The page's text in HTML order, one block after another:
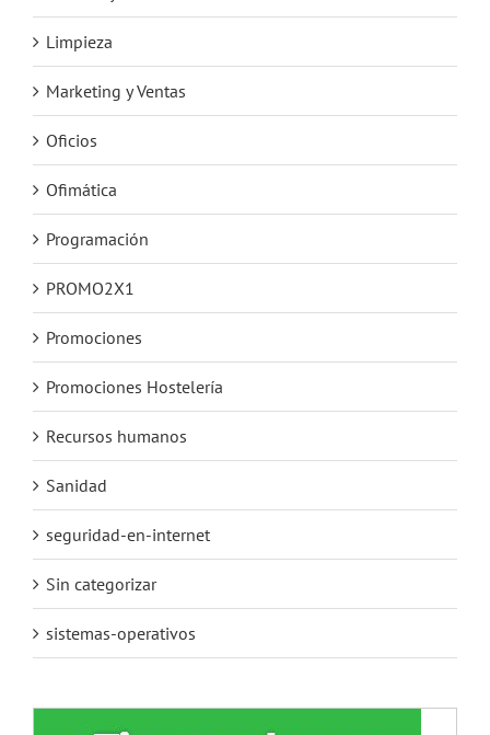
Limpieza
Marketing y Ventas
Oficios
Ofimática
Programación
PROMO2X1
Promociones
Promociones Hostelería
Recursos humanos
Sanidad
seguridad-en-internet
Sin categorizar
sistemas-operativos